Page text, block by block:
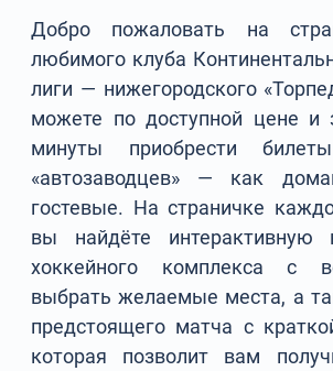
Добро пожаловать на
любимого клуба
лиги — нижегородского
можете по доступной цене и
минуты приобрести
«автозаводцев» — как
гостевые. На страничке
вы найдёте интерактивную
хоккейного комплекса с
выбрать желаемые места, а
предстоящего матча с
которая позволит вам